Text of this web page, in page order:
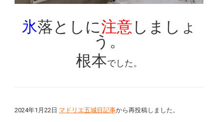
氷落としに注意 しましょ
う。
根本でした。
2024年1月22日 マドリエ五城目記事から再投稿しました。